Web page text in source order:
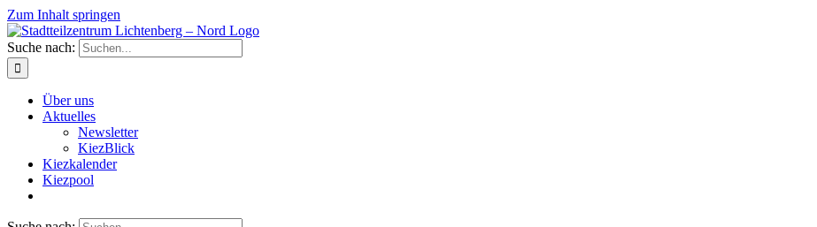
Zum Inhalt springen
Suche nach:
Über uns
Aktuelles
Newsletter
KiezBlick
Kiezkalender
Kiezpool